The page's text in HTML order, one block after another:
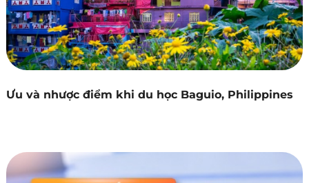
Ưu và nhược điểm khi du học Baguio, Philippines